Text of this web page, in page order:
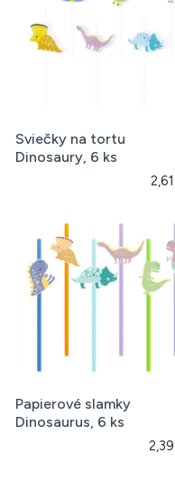
Sviečky na tortu
Dinosaury, 6 ks
Papierové slamky
Dinosaurus, 6 ks